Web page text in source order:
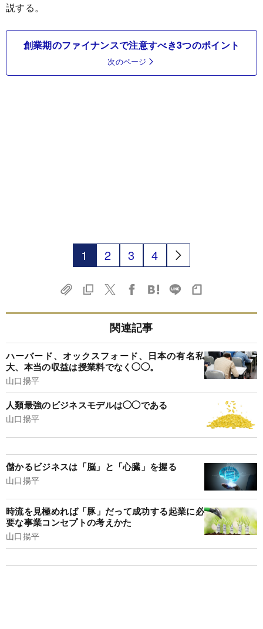
説する。
創業期のファイナンスで注意すべき3つのポイント
次のページ
1 2 3 4
関連記事
ハーバード、オックスフォード、日本の有名私
大、本当の収益は授業料でなく◯◯。
山口揚平
人類最強のビジネスモデルは◯◯である
山口揚平
儲かるビジネスは「脳」と「心臓」を握る
山口揚平
時流を見極めれば「豚」だって成功する起業に必
要な事業コンセプトの考えかた
山口揚平